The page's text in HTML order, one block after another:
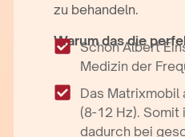
zu behandeln.
Warum das die
Schon Albert
Medizin der
Das Matrixmobil
(8-12 Hz). Somit
dadurch bei